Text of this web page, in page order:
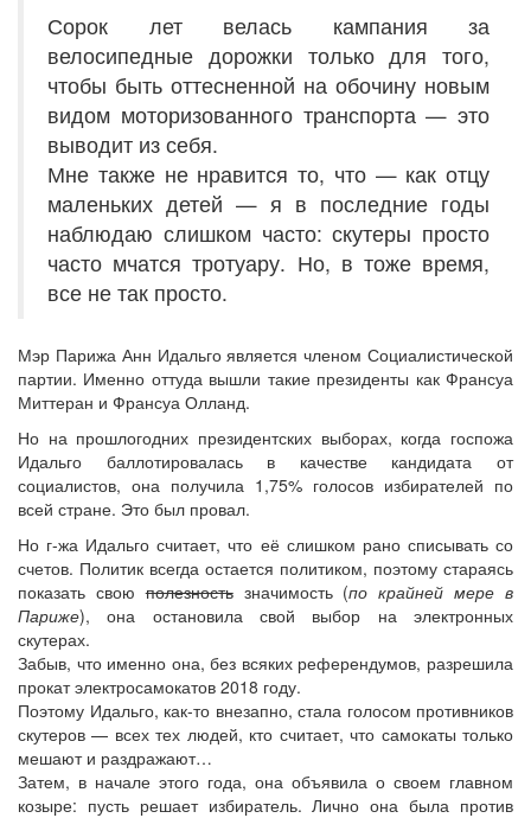
Сорок лет велась кампания за
велосипедные дорожки только для того,
чтобы быть оттесненной на обочину новым
видом моторизованного транспорта — это
выводит из себя.
Мне также не нравится то, что — как отцу
маленьких детей — я в последние годы
наблюдаю слишком часто: скутеры просто
часто мчатся тротуару. Но, в тоже время,
все не так просто.
Мэр Парижа Анн Идальго является членом Социалистической
партии. Именно оттуда вышли такие президенты как Франсуа
Миттеран и Франсуа Олланд.
Но на прошлогодних президентских выборах, когда госпожа
Идальго баллотировалась в качестве кандидата от
социалистов, она получила 1,75% голосов избирателей по
всей стране. Это был провал.
Но г-жа Идальго считает, что её слишком рано списывать со
счетов. Политик всегда остается политиком, поэтому стараясь
показать своюполезностьзначимость (по крайней мере в
Париже), она остановила свой выбор на электронных
скутерах.
Забыв, что именно она, без всяких референдумов, разрешила
прокат электросамокатов 2018 году.
Поэтому Идальго, как-то внезапно, стала голосом противников
скутеров — всех тех людей, кто считает, что самокаты только
мешают и раздражают…
Затем, в начале этого года, она объявила о своем главном
козыре: пусть решает избиратель. Лично она была против